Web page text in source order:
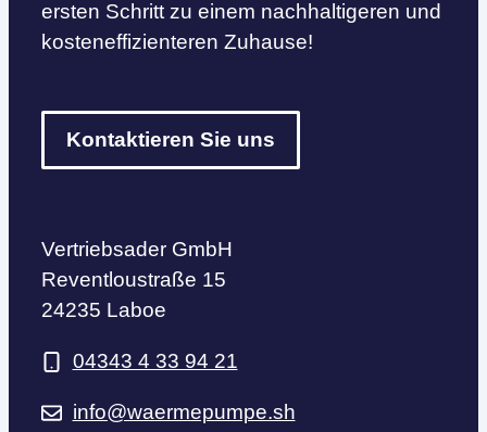
ersten Schritt zu einem nachhaltigeren und
kosteneffizienteren Zuhause!
Kontaktieren Sie uns
Vertriebsader GmbH
Reventloustraße 15
24235 Laboe
04343 4 33 94 21
info@waermepumpe.sh